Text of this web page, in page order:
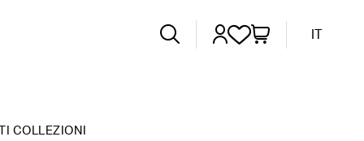
IT
COLLEZIONI